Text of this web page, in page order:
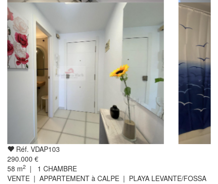
Réf. VDAP103
290.000 €
58 m2 | 1 CHAMBRE
VENTE | APPARTEMENT à CALPE | PLAYA LEVANTE/FOSSA